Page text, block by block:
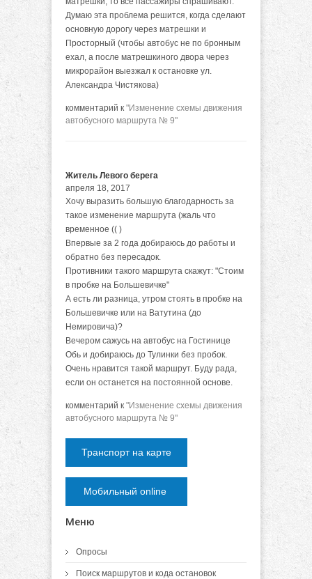
Думаю эта проблема решится, когда сделают
основную дорогу через матрешки и
Просторный (чтобы автобус не по бронным
ехал, а после матрешкиного двора через
микрорайон выезжал к остановке ул.
Александра Чистякова)
комментарий к "Изменение схемы движения
автобусного маршрута № 9"
Житель Левого берега
апреля 18, 2017
Хочу выразить большую благодарность за
такое изменение маршрута (жаль что
временное (( )
Впервые за 2 года добираюсь до работы и
обратно без пересадок.
Противники такого маршрута скажут: "Стоим
в пробке на Большевичке"
А есть ли разница, утром стоять в пробке на
Большевичке или на Ватутина (до
Немировича)?
Вечером сажусь на автобус на Гостинице
Обь и добираюсь до Тулинки без пробок.
Очень нравится такой маршрут. Буду рада,
если он останется на постоянной основе.
комментарий к "Изменение схемы движения
автобусного маршрута № 9"
Транспорт на карте
Мобильный online
Меню
Опросы
Поиск маршрутов и кода остановок